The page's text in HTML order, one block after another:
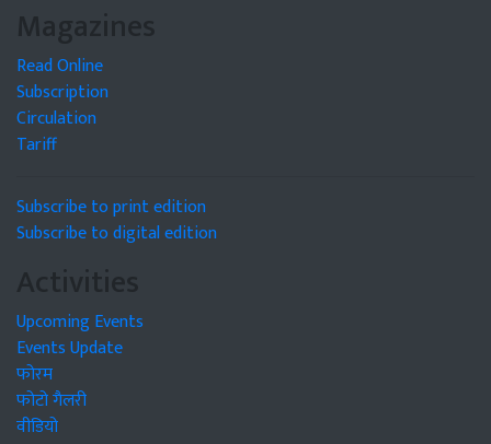
Magazines
Read Online
Subscription
Circulation
Tariff
Subscribe to print edition
Subscribe to digital edition
Activities
Upcoming Events
Events Update
फोरम
फोटो गैलरी
वीडियो